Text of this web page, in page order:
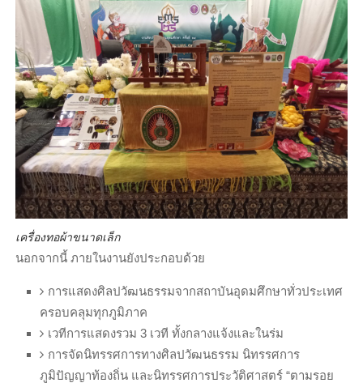
เครื่องทอผ้าขนาดเล็ก
นอกจากนี้ ภายในงานยังประกอบด้วย
การแสดงศิลปวัฒนธรรมจากสถาบันอุดมศึกษาทั่วประเทศ
ครอบคลุมทุกภูมิภาค
เวทีการแสดงรวม 3 เวที ทั้งกลางแจ้งและในร่ม
การจัดนิทรรศการทางศิลปวัฒนธรรม นิทรรศการ
ภูมิปัญญาท้องถิ่น และนิทรรศการประวัติศาสตร์ “ตามรอย